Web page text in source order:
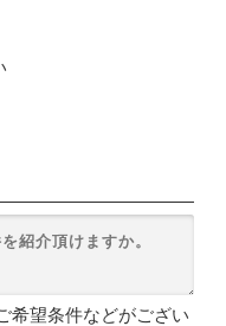
希望条件などがござい